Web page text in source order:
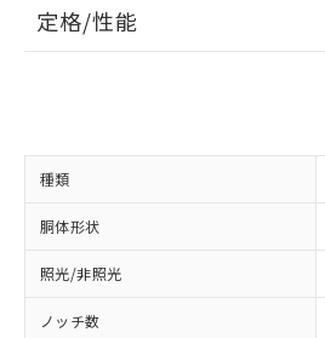
定格/性能
種類
胴体形状
照光/非照光
ノッチ数